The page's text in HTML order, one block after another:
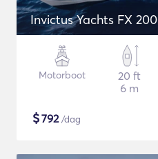
Invictus Yachts FX 200
Motorboot
20 ft
6 m
$792/dag